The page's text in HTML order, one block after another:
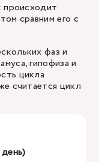
происходит
сравним его с
фаз и
гипофиза и
цикла
считается цикл